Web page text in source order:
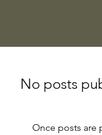
No posts
Once posts are